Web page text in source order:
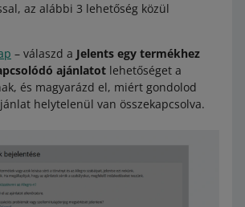
az alábbi 3 lehetőség közül
– válaszd a Jelents egy termékhez
ajánlatot lehetőséget a
és magyarázd el, miért gondolod
helytelenül van összekapcsolva.